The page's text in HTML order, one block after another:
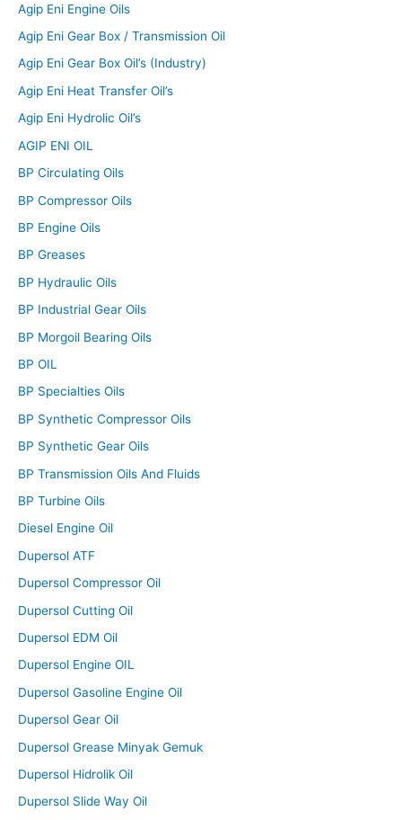
Agip Eni Engine Oils
Agip Eni Gear Box / Transmission Oil
Agip Eni Gear Box Oil’s (Industry)
Agip Eni Heat Transfer Oil’s
Agip Eni Hydrolic Oil’s
AGIP ENI OIL
BP Circulating Oils
BP Compressor Oils
BP Engine Oils
BP Greases
BP Hydraulic Oils
BP Industrial Gear Oils
BP Morgoil Bearing Oils
BP OIL
BP Specialties Oils
BP Synthetic Compressor Oils
BP Synthetic Gear Oils
BP Transmission Oils And Fluids
BP Turbine Oils
Diesel Engine Oil
Dupersol ATF
Dupersol Compressor Oil
Dupersol Cutting Oil
Dupersol EDM Oil
Dupersol Engine OIL
Dupersol Gasoline Engine Oil
Dupersol Gear Oil
Dupersol Grease Minyak Gemuk
Dupersol Hidrolik Oil
Dupersol Slide Way Oil